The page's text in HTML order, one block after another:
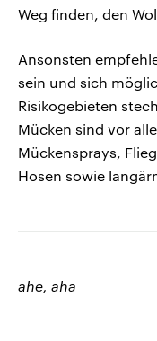
Weg finden, den
Ansonsten
sein und sich
Risikogebieten
Mücken sind vor
Mückensprays,
Hosen sowie
ahe, aha